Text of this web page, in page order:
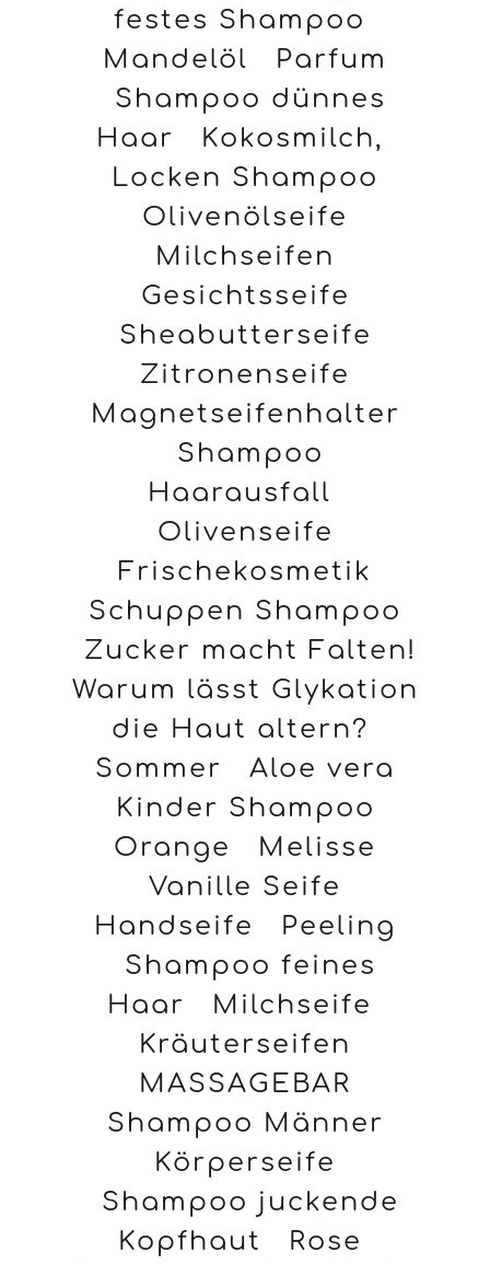
festes Shampoo
Mandelöl
Parfum
Shampoo dünnes
Haar
Kokosmilch,
Locken Shampoo
Olivenölseife
Milchseifen
Gesichtsseife
Sheabutterseife
Zitronenseife
Magnetseifenhalter
Shampoo
Haarausfall
Olivenseife
Frischekosmetik
Schuppen Shampoo
Zucker macht Falten!
Warum lässt Glykation
die Haut altern?
Sommer
Aloe vera
Kinder Shampoo
Orange
Melisse
Vanille Seife
Handseife
Peeling
Shampoo feines
Haar
Milchseife
Kräuterseifen
MASSAGEBAR
Shampoo Männer
Körperseife
Shampoo juckende
Kopfhaut
Rose